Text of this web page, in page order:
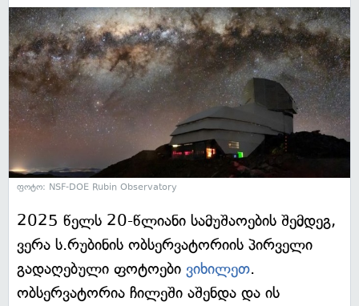
ფოტო: NSF-DOE Rubin Observatory
2025 წელს 20-წლიანი სამუშაოების შემდეგ,
ვერა ს.რუბინის ობსერვატორიის პირველი
გადაღებული ფოტოები ვიხილეთ.
ობსერვატორია ჩილეში აშენდა და ის